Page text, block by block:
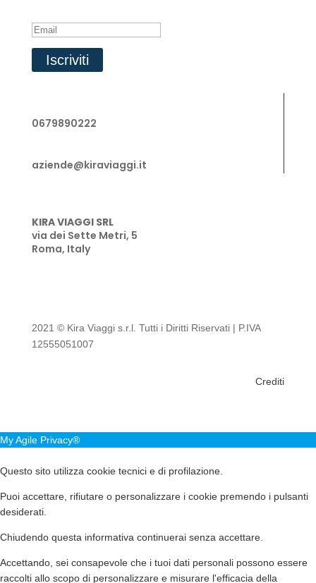
Iscriviti
0679890222
aziende@kiraviaggi.it
KIRA VIAGGI SRL
via dei Sette Metri, 5
Roma, Italy
2021 © Kira Viaggi s.r.l. Tutti i Diritti Riservati | P.IVA
12555051007
Crediti
My Agile Privacy®
Questo sito utilizza cookie tecnici e di profilazione.
Puoi accettare, rifiutare o personalizzare i cookie premendo i pulsanti
desiderati.
Chiudendo questa informativa continuerai senza accettare.
Accettando, sei consapevole che i tuoi dati personali possono essere
raccolti allo scopo di personalizzare e misurare l'efficacia della